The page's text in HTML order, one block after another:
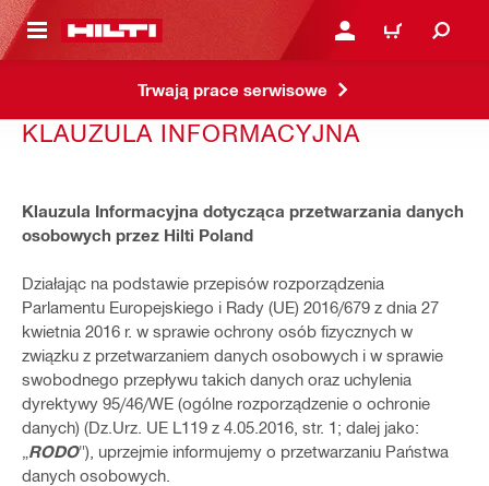
GŁÓWNEJ ZALOGUJ SIĘ LUB
KOSZYK
Trwają prace serwisowe
KLAUZULA INFORMACYJNA
Klauzula Informacyjna dotycząca przetwarzania danych
osobowych przez Hilti Poland
Działając na podstawie przepisów rozporządzenia
Parlamentu Europejskiego i Rady (UE) 2016/679 z dnia 27
kwietnia 2016 r. w sprawie ochrony osób fizycznych w
związku z przetwarzaniem danych osobowych i w sprawie
swobodnego przepływu takich danych oraz uchylenia
dyrektywy 95/46/WE (ogólne rozporządzenie o ochronie
danych) (Dz.Urz. UE L119 z 4.05.2016, str. 1; dalej jako:
RODO"), uprzejmie informujemy o przetwarzaniu Państwa
danych osobowych.